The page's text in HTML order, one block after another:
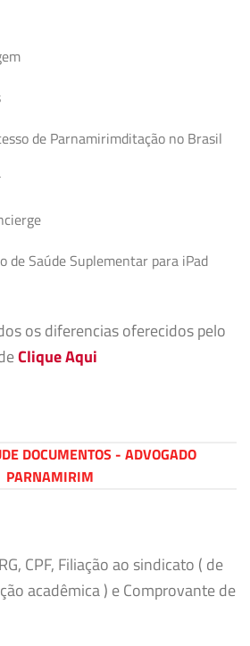
de Parnamirimditação no Brasil
de Saúde Suplementar para iPad
os diferencias oferecidos pelo
Clique Aqui
DOCUMENTOS - ADVOGADO
PARNAMIRIM
CPF, Filiação ao sindicato ( de
acadêmica ) e Comprovante de